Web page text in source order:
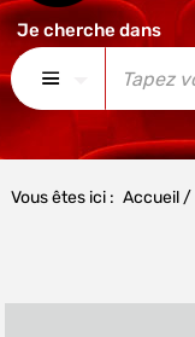
Vous êtes ici : Accueil/